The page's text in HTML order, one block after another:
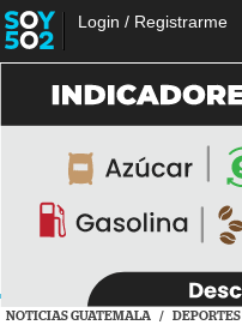
Login / Registrarme
NOTICIAS GUATEMALA / DEPORTES